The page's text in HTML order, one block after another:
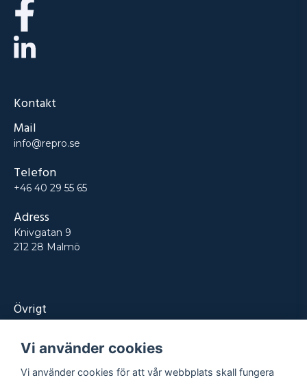
Kontakt
Mail
info@repro.se
Telefon
+46 40 29 55 65
Adress
Knivgatan 9
212 28 Malmö
Övrigt
Tjänster
Vi använder cookies
Vi använder cookies för att vår webbplats skall fungera